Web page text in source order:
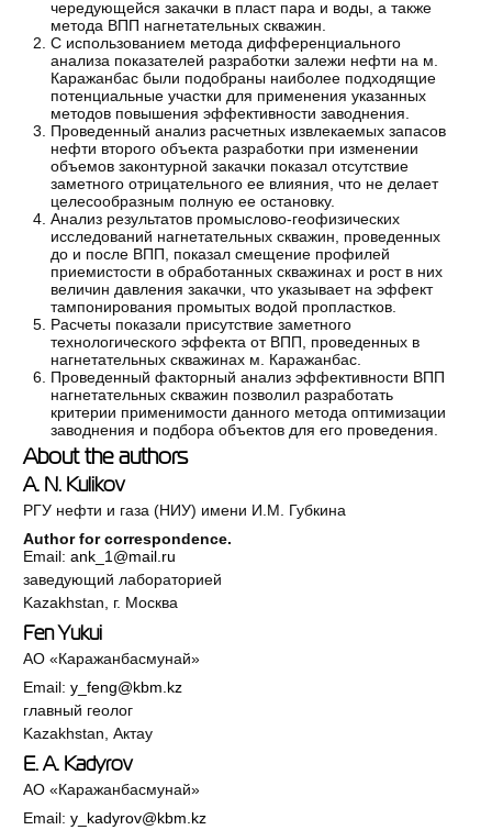
чередующейся закачки в пласт пара и воды, а также
метода ВПП нагнетательных скважин.
С использованием метода дифференциального
анализа показателей разработки залежи нефти на м.
Каражанбас были подобраны наиболее подходящие
потенциальные участки для применения указанных
методов повышения эффективности заводнения.
Проведенный анализ расчетных извлекаемых запасов
нефти второго объекта разработки при изменении
объемов законтурной закачки показал отсутствие
заметного отрицательного ее влияния, что не делает
целесообразным полную ее остановку.
Анализ результатов промыслово-геофизических
исследований нагнетательных скважин, проведенных
до и после ВПП, показал смещение профилей
приемистости в обработанных скважинах и рост в них
величин давления закачки, что указывает на эффект
тампонирования промытых водой пропластков.
Расчеты показали присутствие заметного
технологического эффекта от ВПП, проведенных в
нагнетательных скважинах м. Каражанбас.
Проведенный факторный анализ эффективности ВПП
нагнетательных скважин позволил разработать
критерии применимости данного метода оптимизации
заводнения и подбора объектов для его проведения.
About the authors
A. N. Kulikov
РГУ нефти и газа (НИУ) имени И.М. Губкина
Author for correspondence.
Email:ank_1@mail.ru
заведующий лабораторией
Kazakhstan, г. Москва
Fen Yukui
АО «Каражанбасмунай»
Email:y_feng@kbm.kz
главный геолог
Kazakhstan, Актау
E. A. Kadyrov
АО «Каражанбасмунай»
Email:y_kadyrov@kbm.kz